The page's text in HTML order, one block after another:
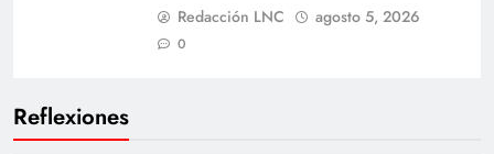
Reflexiones
Redacción LNC agosto 5, 2026
0